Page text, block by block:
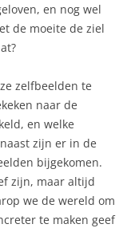
en nog wel
de moeite de ziel
zelfbeelden te
naar de
en welke
zijn er in de
bijgekomen.
zijn, maar altijd
we de wereld om
te maken geef